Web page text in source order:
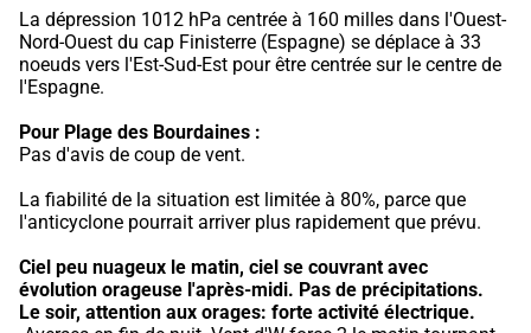
La dépression 1012 hPa centrée à 160 milles dans l'Ouest-
Nord-Ouest du cap Finisterre (Espagne) se déplace à 33
noeuds vers l'Est-Sud-Est pour être centrée sur le centre de
l'Espagne.
Pour Plage des Bourdaines :
Pas d'avis de coup de vent.
La fiabilité de la situation est limitée à 80%, parce que
l'anticyclone pourrait arriver plus rapidement que prévu.
Ciel peu nuageux le matin, ciel se couvrant avec
évolution orageuse l'après-midi. Pas de précipitations.
Le soir, attention aux orages: forte activité électrique.